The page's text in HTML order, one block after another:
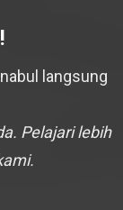
langsung
Pelajari lebih